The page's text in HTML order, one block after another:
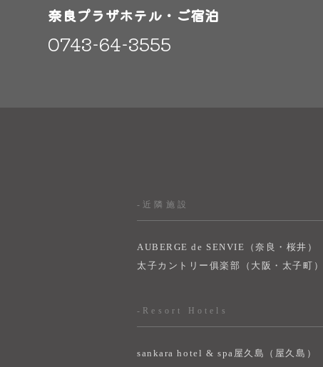
奈良プラザホテル・ご宿泊
0743-64-3555
-近隣施設
AUBERGE de SENVIE（奈良・桜井）
太子カントリー俱楽部（大阪・太子町）
-Resort Hotels
sankara hotel & spa屋久島（屋久島）